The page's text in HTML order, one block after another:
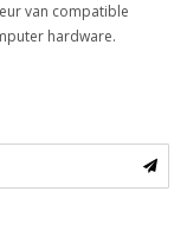
van compatible
hardware.